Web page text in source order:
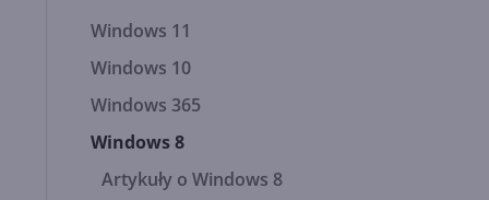
Windows 11
Windows 10
Windows 365
Windows 8
Artykuły o Windows 8